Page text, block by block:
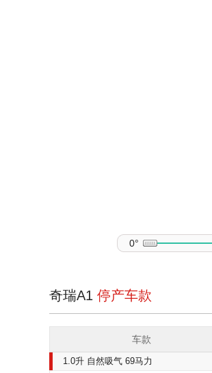
0°
奇瑞A1 停产车款
车款
1.0升 自然吸气 69马力